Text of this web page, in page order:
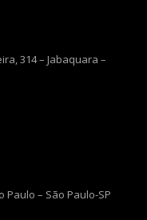
314 – Jabaquara –
Paulo – São Paulo-SP